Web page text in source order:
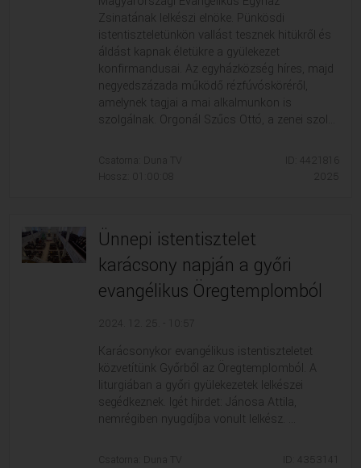
Zsinatának lelkészi elnöke. Pünkösdi
istentiszteletünkön vallást tesznek hitükről és
áldást kapnak életükre a gyülekezet
konfirmandusai. Az egyházközség híres, majd
negyedszázada működő rézfúvósköréről,
amelynek tagjai a mai alkalmunkon is
szolgálnak. Orgonál Szűcs Ottó, a zenei szol...
Csatorna: Duna TV
Hossz: 01:00:08
ID: 4421816
Ünnepi istentisztelet
karácsony napján a győri
evangélikus Öregtemplomból
2024. 12. 25. - 10:57
Karácsonykor evangélikus istentiszteletet
közvetítünk Győrből az Öregtemplomból. A
liturgiában a győri gyülekezetek lelkészei
segédkeznek. Igét hirdet: Jánosa Attila,
nemrégiben nyugdíjba vonult lelkész. ...
Csatorna: Duna TV
ID: 4353141